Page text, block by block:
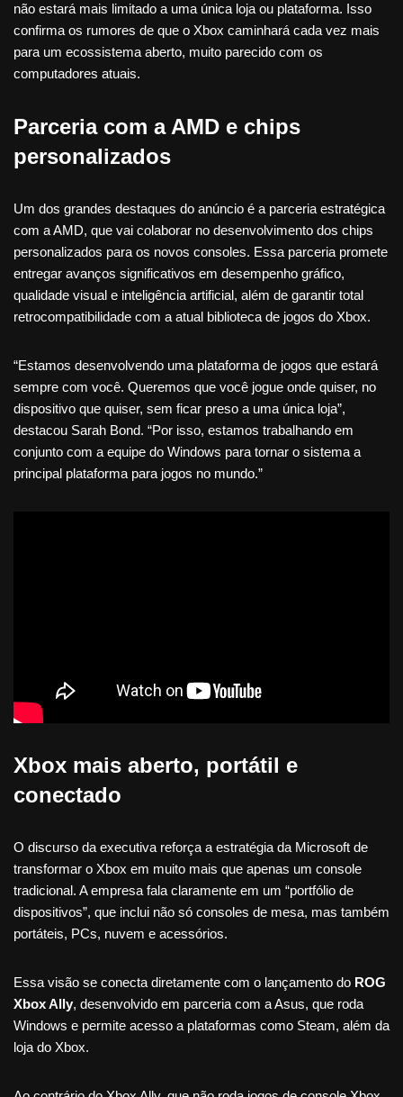
não estará mais limitado a uma única loja ou plataforma. Isso
confirma os rumores de que o Xbox caminhará cada vez mais
para um ecossistema aberto, muito parecido com os
computadores atuais.
Parceria com a AMD e chips
personalizados
Um dos grandes destaques do anúncio é a parceria estratégica
com a AMD, que vai colaborar no desenvolvimento dos chips
personalizados para os novos consoles. Essa parceria promete
entregar avanços significativos em desempenho gráfico,
qualidade visual e inteligência artificial, além de garantir total
retrocompatibilidade com a atual biblioteca de jogos do Xbox.
“Estamos desenvolvendo uma plataforma de jogos que estará
sempre com você. Queremos que você jogue onde quiser, no
dispositivo que quiser, sem ficar preso a uma única loja”,
destacou Sarah Bond. “Por isso, estamos trabalhando em
conjunto com a equipe do Windows para tornar o sistema a
principal plataforma para jogos no mundo.”
Xbox mais aberto, portátil e
conectado
O discurso da executiva reforça a estratégia da Microsoft de
transformar o Xbox em muito mais que apenas um console
tradicional. A empresa fala claramente em um “portfólio de
dispositivos”, que inclui não só consoles de mesa, mas também
portáteis, PCs, nuvem e acessórios.
Essa visão se conecta diretamente com o lançamento do ROG
Xbox Ally, desenvolvido em parceria com a Asus, que roda
Windows e permite acesso a plataformas como Steam, além da
loja do Xbox.